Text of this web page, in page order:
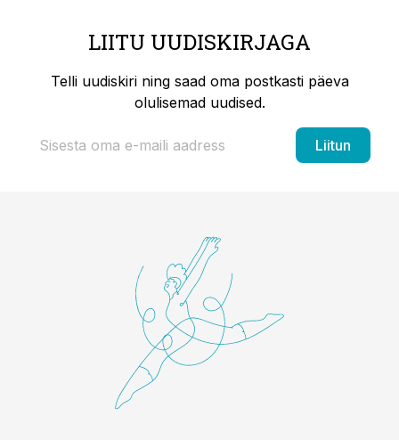
LIITU UUDISKIRJAGA
Telli uudiskiri ning saad oma postkasti päeva
olulisemad uudised.
Liitun